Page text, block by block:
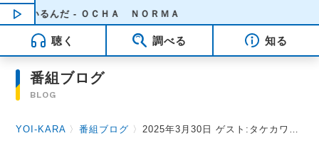
NOW PLAYING 00:15
ているんだ - ＯＣＨＡ ＮＯＲＭＡ
聴く 調べる 知る
番組ブログ
BLOG
YOI-KARA 〉番組ブログ 〉2025年3月30日 ゲスト:タケカワユキヒデさん（ゴダイゴ）